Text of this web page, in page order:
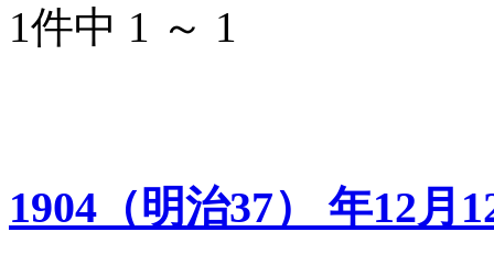
1件中 1 ～ 1
1904（明治37） 年12月